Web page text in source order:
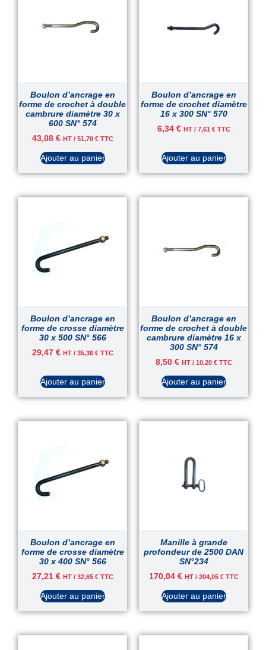
Boulon d’ancrage en
forme de crochet à double
cambrure diamètre 30 x
600 SN° 574
43,08 € HT / 51,70 €TTC
Ajouter au panier
Boulon d’ancrage en
forme de crochet diamètre
16 x 300 SN° 570
6,34 € HT / 7,61 €TTC
Ajouter au panier
Boulon d’ancrage en
forme de crosse diamètre
30 x 500 SN° 566
29,47 € HT / 35,36 €TTC
Ajouter au panier
Boulon d’ancrage en
forme de crochet à double
cambrure diamètre 16 x
300 SN° 574
8,50 € HT / 10,20 €TTC
Ajouter au panier
Boulon d’ancrage en
forme de crosse diamètre
30 x 400 SN° 566
27,21 € HT / 32,65 €TTC
Ajouter au panier
Manille à grande
profondeur de 2500 DAN
SN°234
170,04 € HT / 204,05 €TTC
Ajouter au panier